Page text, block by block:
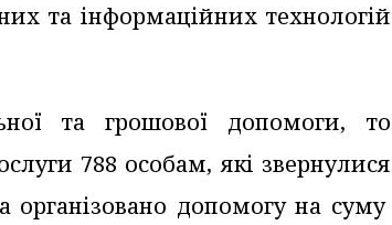
та інформаційних технологій
та грошової допомоги, то
788 особам, які звернулися
допомогу на суму